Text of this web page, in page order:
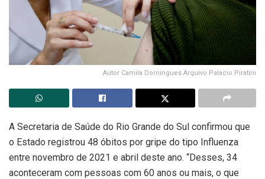
Autor Camila Domingues Arquivo Palacio Piratini
A Secretaria de Saúde do Rio Grande do Sul confirmou que
o Estado registrou 48 óbitos por gripe do tipo Influenza
entre novembro de 2021 e abril deste ano. “Desses, 34
aconteceram com pessoas com 60 anos ou mais, o que